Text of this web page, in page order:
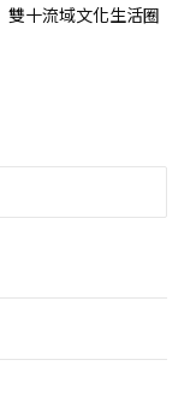
雙十流域文化生活圈